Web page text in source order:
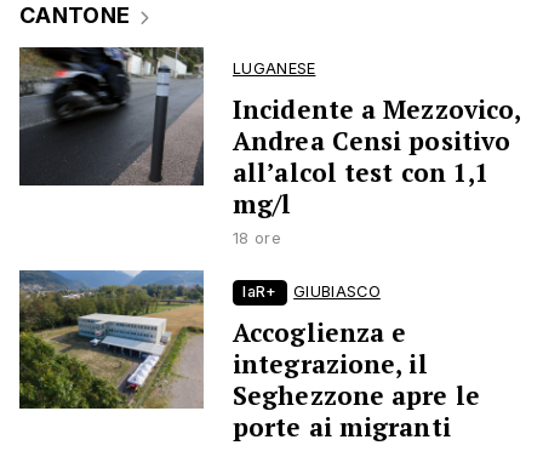
CANTONE
LUGANESE
Incidente a Mezzovico,
Andrea Censi positivo
all’alcol test con 1,1
mg/l
18 ore
laR+ GIUBIASCO
Accoglienza e
integrazione, il
Seghezzone apre le
porte ai migranti